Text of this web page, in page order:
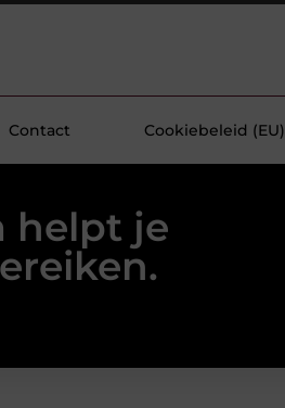
Contact Cookiebeleid (EU)
helpt je